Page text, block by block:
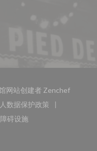
网站创建者 Zenchef((在新窗
中打开))
数据保护政策
((在新窗口中打开))
打开))
碍设施
((在新窗口中打开))